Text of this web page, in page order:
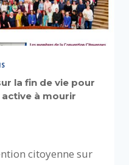
la fin de vie pour
active à mourir
citoyenne sur